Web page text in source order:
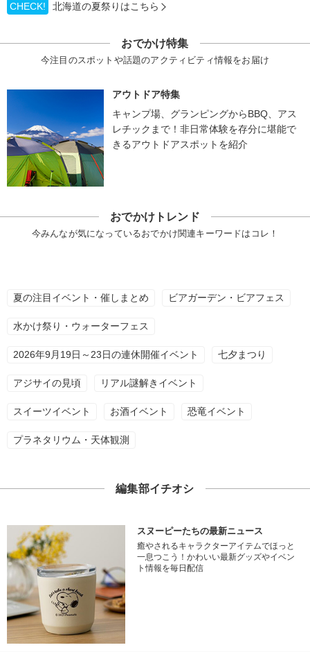
CHECK! 北海道の夏祭りはこちら
おでかけ特集
今注目のスポットや話題のアクティビティ情報をお届け
アウトドア特集
キャンプ場、グランピングからBBQ、アス
レチックまで！非日常体験を存分に堪能で
きるアウトドアスポットを紹介
おでかけトレンド
今みんなが気になっているおでかけ関連キーワードはコレ！
夏の注目イベント・催しまとめ ビアガーデン・ビアフェス
水かけ祭り・ウォーターフェス
2026年9月19日～23日の連休開催イベント 七夕まつり
アジサイの見頃 リアル謎解きイベント
スイーツイベント お酒イベント 恐竜イベント
プラネタリウム・天体観測
編集部イチオシ
スヌーピーたちの最新ニュース
癒やされるキャラクターアイテムでほっと
一息つこう！かわいい最新グッズやイベン
ト情報を毎日配信